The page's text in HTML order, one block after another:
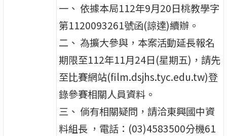
一、 依據本局112年9月20日桃教學字
第1120093261號函(諒達)續辦。
二、 為擴大參與，本案活動延長報名
期限至112年11月24日(星期五)，請先
至比賽網站(film.dsjhs.tyc.edu.tw)登
錄參賽相關人員資料。
三、 倘有相關疑問，請洽東興國中資
料組長 ，電話：(03)4583500分機61